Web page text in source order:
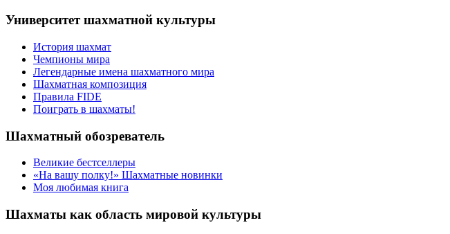
Университет шахматной культуры
История шахмат
Чемпионы мира
Легендарные имена шахматного мира
Шахматная композиция
Правила FIDE
Поиграть в шахматы!
Шахматный обозреватель
Великие бестселлеры
«На вашу полку!» Шахматные новинки
Моя любимая книга
Шахматы как область мировой культуры